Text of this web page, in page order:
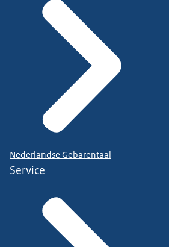
Nederlandse Gebarentaal
Service